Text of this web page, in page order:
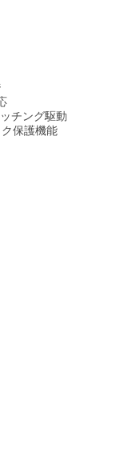
チング駆動
保護機能